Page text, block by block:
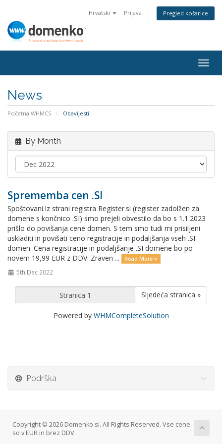
Hrvatski Prijava Pregled košarice
News
Početna WHMCS Obavijesti
By Month
Sprememba cen .SI
Spoštovani.Iz strani registra Register.si (register zadolžen za
domene s končnico .SI) smo prejeli obvestilo da bo s 1.1.2023
prišlo do povišanja cene domen. S tem smo tudi mi prisiljeni
uskladiti in povišati ceno registracije in podaljšanja vseh .SI
domen. Cena registracije in podaljšanje .SI domene bo po
novem 19,99 EUR z DDV. Zraven ...
Read More »
5th Dec 2022
Sljedeća stranica »
Powered by WHMCompleteSolution
Podrška
Copyright © 2026 Domenko.si. All Rights Reserved. Vse cene
so v EUR in brez DDV.